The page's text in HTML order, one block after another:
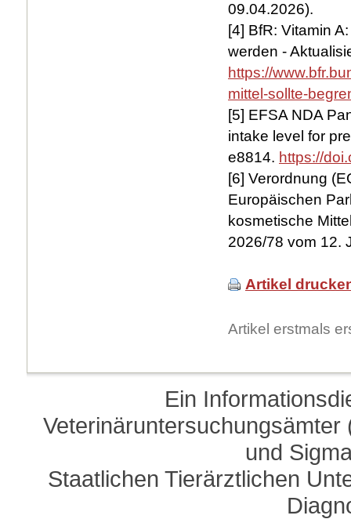
09.04.2026).
[4] BfR: Vitamin
werden -
https://
mittel-sollte-
[5] EFSA NDA
intake level for
e8814. https://
[6] Verordnung
Europäischen
kosmetische
2026/78 vom 12.
Artikel
Artikel erstmals
Ein
und
Staatlichen Tierärztlichen